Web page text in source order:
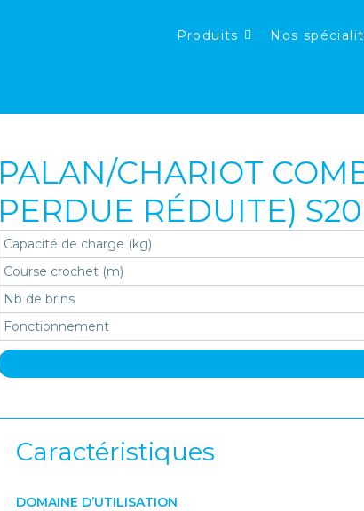
Produits Nos
PALAN/CHARIOT
PERDUE RÉDUITE)
Capacité de charge (kg)
Course crochet (m)
Nb de brins
Fonctionnement
Caractéristiques
DOMAINE D’UTILISATION